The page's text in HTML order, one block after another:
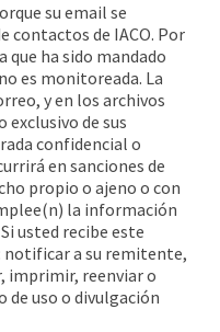
su email se
contactos de IACO. Por
que ha sido mandado
es monitoreada. La
y en los archivos
de sus
confidencial o
en sanciones de
propio o ajeno o con
la información
usted recibe este
a su remitente,
imprimir, reenviar o
uso o divulgación